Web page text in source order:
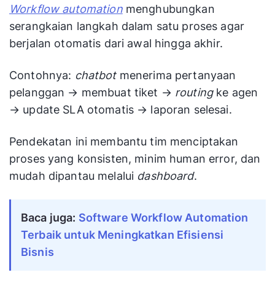
Workflow automationmenghubungkan
serangkaian langkah dalam satu proses agar
berjalan otomatis dari awal hingga akhir.
Contohnya: chatbotmenerima pertanyaan
pelanggan → membuat tiket → routingke agen
→ update SLA otomatis → laporan selesai.
Pendekatan ini membantu tim menciptakan
proses yang konsisten, minim human error, dan
mudah dipantau melalui dashboard.
Baca juga: Software Workflow Automation
Terbaik untuk Meningkatkan Efisiensi
Bisnis